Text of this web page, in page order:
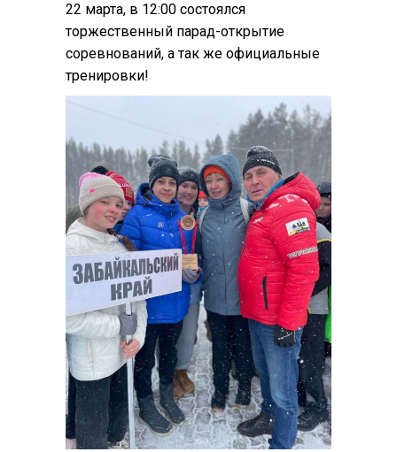
22 марта, в 12:00 состоялся
торжественный парад-открытие
соревнований, а так же официальные
тренировки!